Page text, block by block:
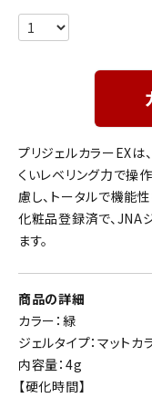
プリジェルカラーEXは
くいレベリング力で操
慮し、トータルで機能性
化粧品登録済で、JNA
ます。
商品の詳細
カラー：緑
ジェルタイプ：マットカ
内容量：4g
【硬化時間】